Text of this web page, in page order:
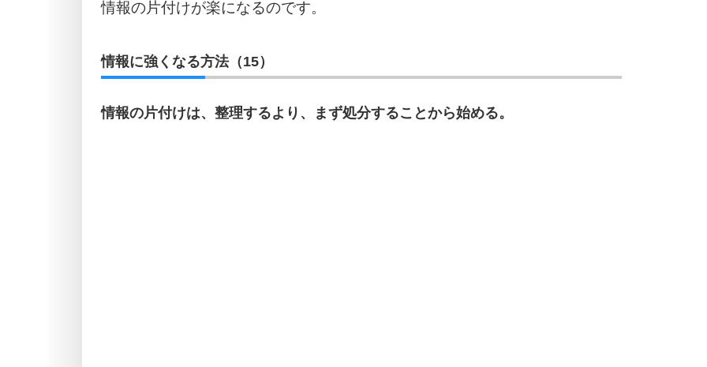
情報の片付けが楽になるのです。
情報に強くなる方法（15）
情報の片付けは、整理するより、まず処分することから始める。